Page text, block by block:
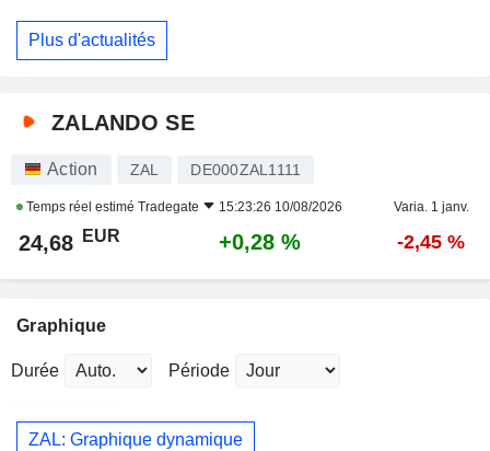
Plus d'actualités
ZALANDO SE
Action ZAL DE000ZAL1111
Temps réel estimé Tradegate 15:23:26 10/08/2026 Varia. 1 janv.
24,68 EUR +0,28 % -2,45 %
Graphique
Durée Période
ZAL: Graphique dynamique